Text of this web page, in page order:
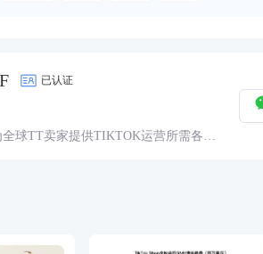
已认证
球TT卖家提供TIKTOK运营所需各种